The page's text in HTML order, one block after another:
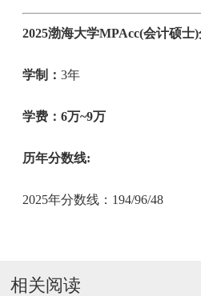
2025渤海大学MPAcc(会计硕士
学制：3年
学费：6万~9万
历年分数线:
2025年分数线：194/96/48
相关阅读